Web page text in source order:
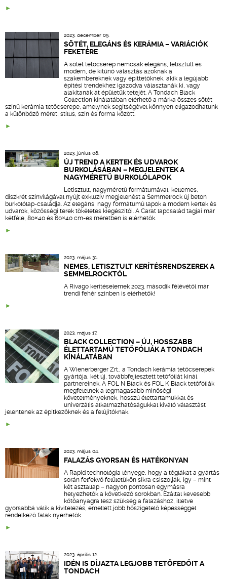
2023. december 05.
SÖTÉT, ELEGÁNS ÉS KERÁMIA – VARIÁCIÓK
FEKETÉRE
A sötét tetőcserép nemcsak elegáns, letisztult és
modern, de kitűnő választás azoknak a
szakembereknek vagy építtetőknek, akik a legújabb
építési trendekhez igazodva választanák ki, vagy
alakítanák át épületük tetejét. A Tondach Black
Collection kínálatában elérhető a márka összes sötét
színű kerámia tetőcserepe, amelynek segítségével könnyen eligazodhatunk
a különböző méret, stílus, szín és forma között.
2023. június 08.
ÚJ TREND A KERTEK ÉS UDVAROK
BURKOLÁSÁBAN – MEGJELENTEK A
NAGYMÉRETŰ BURKOLÓLAPOK
Letisztult, nagyméretű formátumával, kellemes,
diszkrét színvilágával nyújt exkluzív megjelenést a Semmelrock új beton
burkolólap-családja. Az elegáns, nagy formátumú lapok a modern kertek és
udvarok, közösségi terek tökéletes kiegészítői. A Carat lapcsalád tagjai már
kétféle, 80×40 és 60×40 cm-es méretben is elérhetők.
2023. május 31.
NEMES, LETISZTULT KERÍTÉSRENDSZEREK A
SEMMELROCKTÓL
A Rivago kerítéselemek 2023. második félévétől már
trendi fehér színben is elérhetők!
2023. május 17.
BLACK COLLECTION – ÚJ, HOSSZABB
ÉLETTARTAMÚ TETŐFÓLIÁK A TONDACH
KÍNÁLATÁBAN
A Wienerberger Zrt., a Tondach kerámia tetőcserepek
gyártója, két új, továbbfejlesztett tetőfóliát kínál
partnereinek. A FOL N Black és FOL K Black tetőfóliák
megfelelnek a legmagasabb minőségi
követelményeknek, hosszú élettartamukkal és
univerzális alkalmazhatóságukkal kiváló választást
jelentenek az építkezőknek és a felújítóknak.
2023. május 04.
FALAZÁS GYORSAN ÉS HATÉKONYAN
A Rapid technológia lényege, hogy a téglákat a gyártás
során felfekvő felületükön síkra csiszolják, így – mint
két asztallap – nagyon pontosan egymásra
helyezhetők a következő sorokban. Ezáltal kevesebb
kötőanyagra lesz szükség a falazáshoz, illetve
gyorsabbá válik a kivitelezés, emellett jobb hőszigetelő képességgel
rendelkező falak nyerhetők.
2023. április 12.
IDÉN IS DÍJAZTA LEGJOBB TETŐFEDŐIT A
TONDACH